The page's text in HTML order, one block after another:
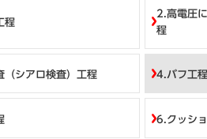
程
2.高電圧
程
（シアロ検査）工程 4.バフ工程
6.クッシ